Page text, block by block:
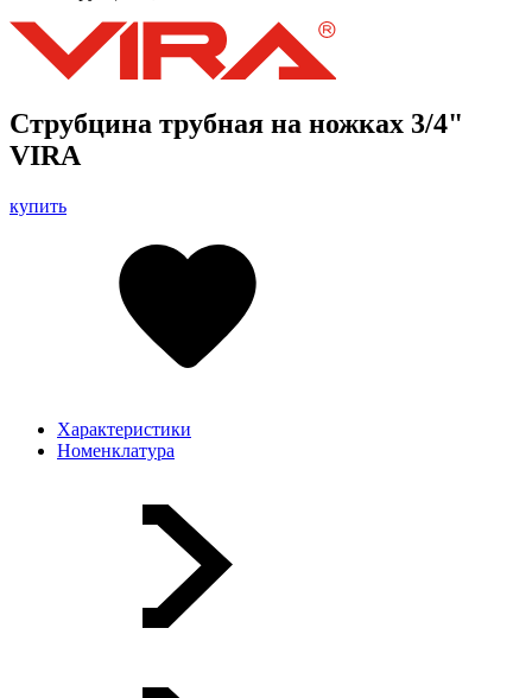
Струбцина трубная на ножках 3/4"
VIRA
купить
Характеристики
Номенклатура